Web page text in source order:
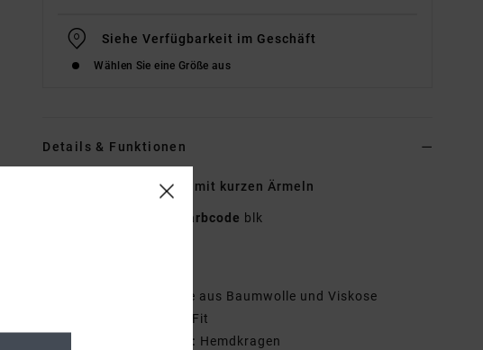
Siehe Verfügbarkeit im Geschäft
Wählen Sie eine Größe aus
Details & Funktionen
Männer Schwarz Hemd mit kurzen Ärmeln
Farbcode blk
Mischgewebe aus Baumwolle und Viskose
Regular Fit
Kragen/Ausschnitt: Hemdkragen